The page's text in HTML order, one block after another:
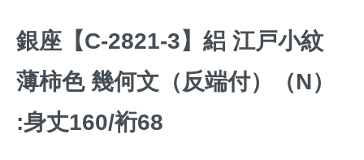
銀座【C-2821-3】絽 江戸小紋
薄柿色 幾何文（反端付）（N）
:身丈160/裄68